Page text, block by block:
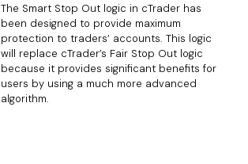
The Smart Stop Out logic in cTrader has
been designed to provide maximum
protection to traders’ accounts. This logic
will replace cTrader’s Fair Stop Out logic
because it provides significant benefits for
users by using a much more advanced
algorithm.